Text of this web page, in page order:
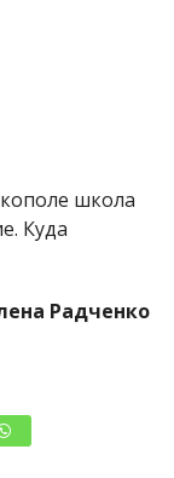
школа
Куда
Радченко